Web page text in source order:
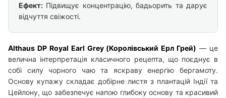
Ефект: Підвищує концентрацію, бадьорить та дарує
відчуття свіжості.
Althaus DP Royal Earl Grey (Королівський Ерл Грей) — це
велична інтерпретація класичного рецепта, що поєднує в
собі силу чорного чаю та яскраву енергію бергамоту.
Основу купажу складає добірне листя з плантацій Індії та
Цейлону, що забезпечує напою глибоку основу та красивий